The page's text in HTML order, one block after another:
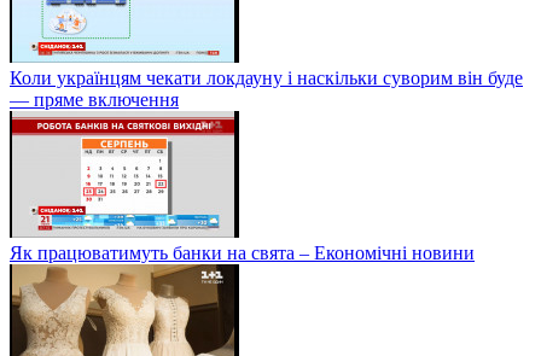
Коли українцям чекати локдауну і наскільки суворим він буде
— пряме включення
Як працюватимуть банки на свята – Економічні новини